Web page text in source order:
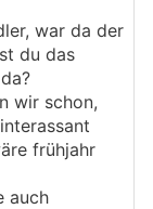
war da der
du das
wir schon,
frühjahr
auch